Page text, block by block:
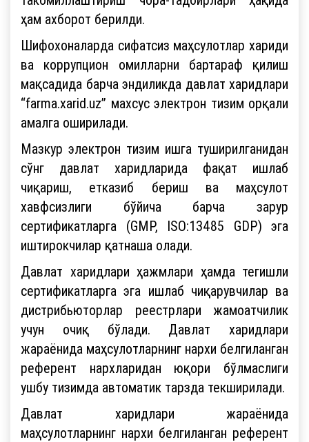
ҳам ахборот берилди.
Шифохоналарда сифатсиз маҳсулотлар хариди
ва коррупцион омилларни бартараф қилиш
мақсадида барча эндиликда давлат харидлари
“farma.xarid.uz” махсус электрон тизим орқали
амалга оширилади.
Мазкур электрон тизим ишга туширилганидан
сўнг давлат харидларида фақат ишлаб
чиқариш, етказиб бериш ва маҳсулот
хавфсизлиги бўйича барча зарур
сертификатларга (GMP, ISO:13485 GDP) эга
иштирокчилар қатнаша олади.
Давлат харидлари ҳажмлари ҳамда тегишли
сертификатларга эга ишлаб чиқарувчилар ва
дистрибьюторлар реестрлари жамоатчилик
учун очиқ бўлади. Давлат харидлари
жараёнида маҳсулотларнинг нархи белгиланган
референт нархларидан юқори бўлмаслиги
ушбу тизимда автоматик тарзда текширилади.
Давлат харидлари жараёнида
маҳсулотларнинг нархи белгиланган референт